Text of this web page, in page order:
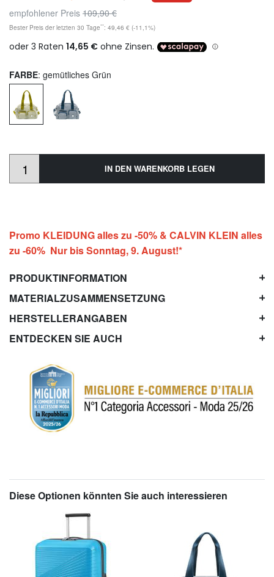
empfohlener Preis 109,90 €
Bester Preis der letzten 30 Tage**: 49,46 € (-11,1%)
FARBE: gemütliches Grün
IN DEN WARENKORB LEGEN
Promo KLEIDUNG alles zu -50% & CALVIN KLEIN alles
zu -60% Nur bis Sonntag, 9. August!*
PRODUKTINFORMATION
MATERIALZUSAMMENSETZUNG
HERSTELLERANGABEN
ENTDECKEN SIE AUCH
Diese Optionen könnten Sie auch interessieren